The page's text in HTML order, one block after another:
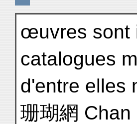
œuvres sont
catalogues
d'entre elles
珊瑚網